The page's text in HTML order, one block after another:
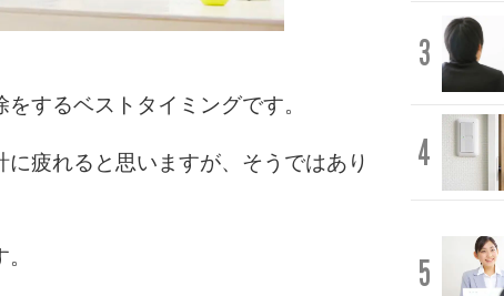
するベストタイミングです。
疲れると思いますが、そうではあり
3
4
5